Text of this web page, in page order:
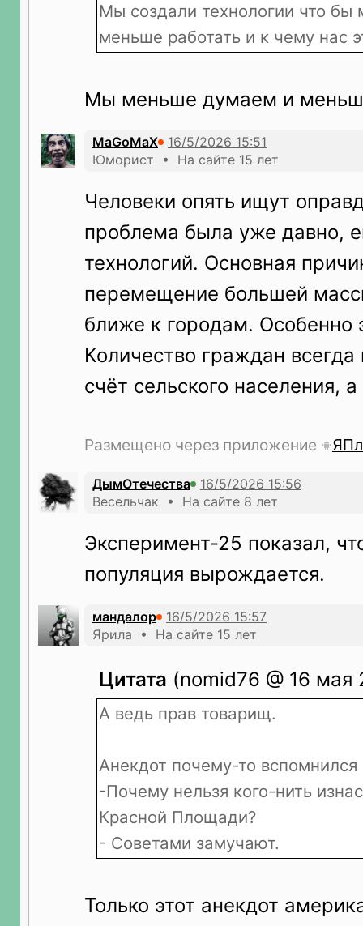
Мы создали технологии что бы
меньше работать и к чему нас
Мы меньше думаем и
MaGoMaX
Юморист • На сайте 15 лет
Человеки опять ищут
проблема была уже давно,
технологий. Основная
перемещение большей
ближе к городам. Особенно
Количество граждан всегда
счёт сельского населения,
Размещено через приложение
ДымОтечества
Весельчак • На сайте 8 лет
Эксперимент-25 показал,
популяция вырождается.
мандалор
Ярила • На сайте 15 лет
Цитата (nomid76 @ 16 мая
А ведь прав товарищ.
Анекдот почему-то вспомнился
-Почему нельзя кого-нить
Красной Площади?
- Советами замучают.
Только этот анекдот